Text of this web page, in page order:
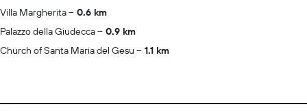
Villa Margherita
0.6 km
Palazzo della Giudecca
0.9 km
Church of Santa Maria del Gesu
1.1 km